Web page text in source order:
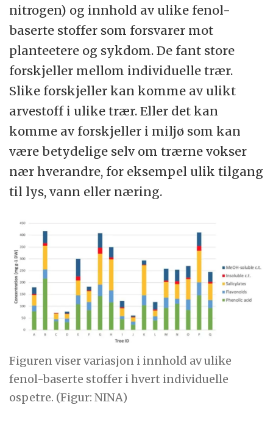
nitrogen) og innhold av ulike fenol-
baserte stoffer som forsvarer mot
planteetere og sykdom. De fant store
forskjeller mellom individuelle trær.
Slike forskjeller kan komme av ulikt
arvestoff i ulike trær. Eller det kan
komme av forskjeller i miljø som kan
være betydelige selv om trærne vokser
nær hverandre, for eksempel ulik tilgang
til lys, vann eller næring.
Figuren viser variasjon i innhold av ulike
fenol-baserte stoffer i hvert individuelle
ospetre. (Figur: NINA)